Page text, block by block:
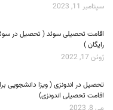
سپتامبر 11, 2023
اقامت تحصیلی سوئد ( تحصیل در
رایگان )
ژوئن 17, 2022
تحصیل در اندونزی ( ویزا دانشجویی
اقامت تحصیلی اندونزی)